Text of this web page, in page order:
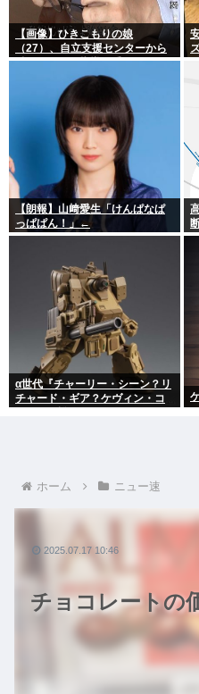
【画像】ひきこもりの娘
（27）、自立支援センターから
酷いスパルタ指導を受けてしま
【朗報】山﨑愛生「けんぱなぱ
っぱぱん！」←
α世代『チャーリー・シーン？リ
チャード・ギア？ケヴィン・コ
ホーム ニュー速
チョコレートの
2025.07.17 10:46